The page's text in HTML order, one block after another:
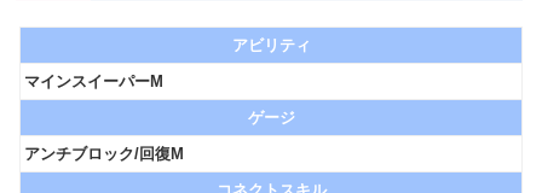
アビリティ
マインスイーパーM
ゲージ
アンチブロック/回復M